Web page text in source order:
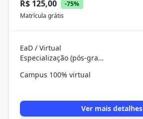
R$ 125,00
-75%
Matrícula grátis
EaD / Virtual
Especialização (pós-graduação)
Campus 100% virtual
Ver mais detalhes